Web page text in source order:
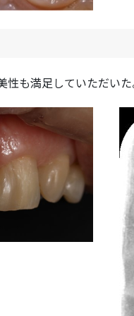
性も満足していただい